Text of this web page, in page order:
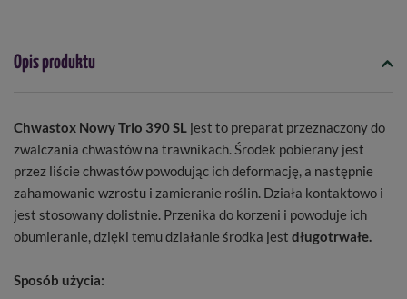
Opis produktu
Chwastox Nowy Trio 390 SL jest to preparat przeznaczony do
zwalczania chwastów na trawnikach.Środek pobierany jest
przez liście chwastów powodując ich deformację, a następnie
zahamowanie wzrostu i zamieranie roślin. Działa kontaktowo i
jest stosowany dolistnie. Przenika do korzeni i powoduje ich
obumieranie, dzięki temu działanie środka jest długotrwałe.
Sposób użycia: